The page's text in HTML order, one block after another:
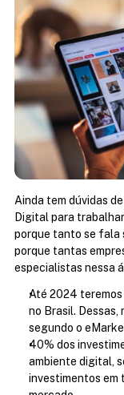
Ainda tem dúvidas
Digital para
porque tanto se fala
porque tantas
especialistas nessa
Até 2024
no Brasil. Dessas,
segundo o
40% dos
ambiente digital,
investimentos em